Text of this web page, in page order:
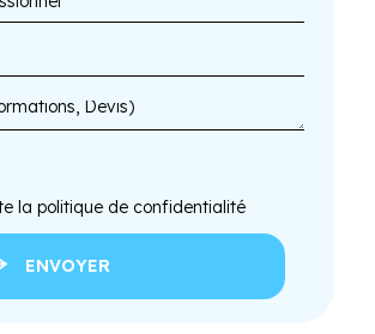
la politique de confidentialité
ENVOYER